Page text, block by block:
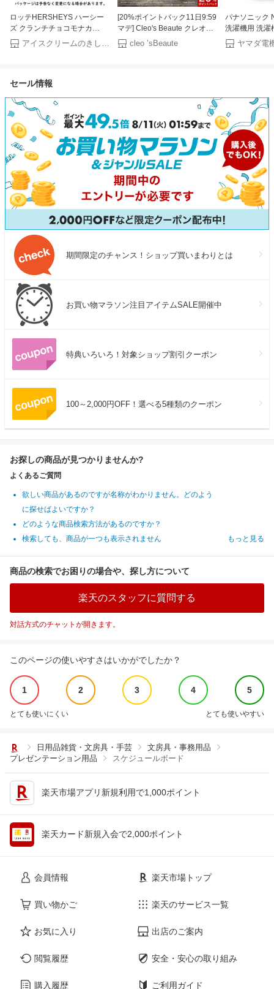
ロッテHERSHEYS ハーシー
ズ クランチチョコモナカ
224ml（28ml×8個）×8入
アイスクリームのきしもと
[20%ポイントバック11日9:59
マデ] Cleo's Beaute クレオズ
ボーテ エクストラモイストシ
ャンプー・リペアトリートメ
cleo ’sBeaute
パナソニック
洗濯機用 洗濯
ヤマダ電
セール情報
期間限定のチャンス！ショップ買いまわりとは
お買い物マラソン注目アイテムSALE開催中
特典いろいろ！対象ショップ割引クーポン
100～2,000円OFF！選べる5種類のクーポン
お探しの商品が見つかりませんか?
よくあるご質問
欲しい商品があるのですが名称がわかりません。どのよう
に探せばよいですか？
どのような商品検索方法があるのですか？
検索しても、商品が一つも表示されません
もっと見る
商品の検索でお困りの場合や、探し方について
楽天のスタッフに質問する
対話方式のチャットが開きます。
このページの使いやすさはいかがでしたか？
1 2 3 4 5
とても使いにくい とても使いやすい
日用品雑貨・文房具・手芸
文房具・事務用品
プレゼンテーション用品
スケジュールボード
楽天市場アプリ新規利用で1,000ポイント
楽天カード新規入会で2,000ポイント
会員情報
買い物かご
お気に入り
閲覧履歴
購入履歴
楽天市場トップ
楽天のサービス一覧
出店のご案内
安全・安心の取り組み
ご利用ガイド